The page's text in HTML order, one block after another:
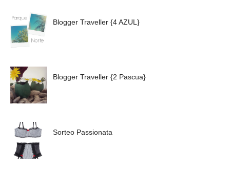
Blogger Traveller {4 AZUL}
Blogger Traveller {2 Pascua}
Sorteo Passionata